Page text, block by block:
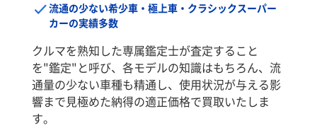
流通の少ない希少車・極上車・クラシックスーパー
カーの実績多数
クルマを熟知した専属鑑定士が査定すること
を"鑑定"と呼び、各モデルの知識はもちろん、流
通量の少ない車種も精通し、使用状況が与える影
響まで見極めた納得の適正価格で買取いたしま
す。